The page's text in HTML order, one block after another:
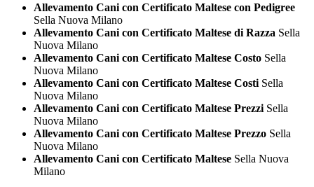
Allevamento Cani con Certificato Maltese con Pedigree
Sella Nuova Milano
Allevamento Cani con Certificato Maltese di Razza Sella
Nuova Milano
Allevamento Cani con Certificato Maltese Costo Sella
Nuova Milano
Allevamento Cani con Certificato Maltese Costi Sella
Nuova Milano
Allevamento Cani con Certificato Maltese Prezzi Sella
Nuova Milano
Allevamento Cani con Certificato Maltese Prezzo Sella
Nuova Milano
Allevamento Cani con Certificato Maltese Sella Nuova
Milano